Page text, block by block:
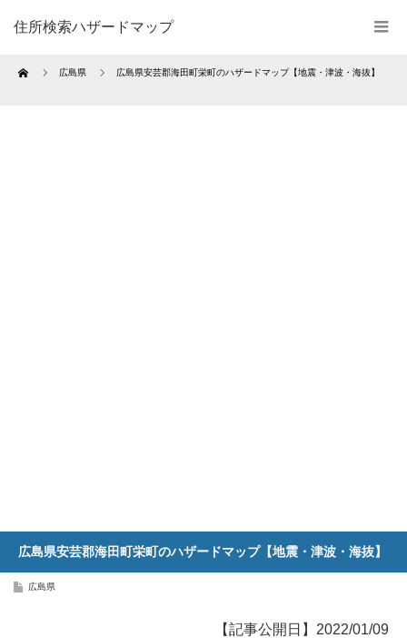
住所検索ハザードマップ
Home 広島県 広島県安芸郡海田町栄町のハザードマップ【地震・津波・海抜】
広島県安芸郡海田町栄町のハザードマップ【地震・津波・海抜】
広島県
【記事公開日】2022/01/09